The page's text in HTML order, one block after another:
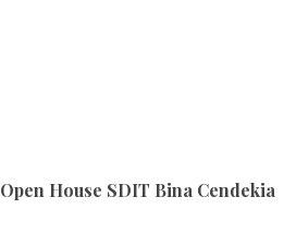
Open House SDIT Bina Cendekia